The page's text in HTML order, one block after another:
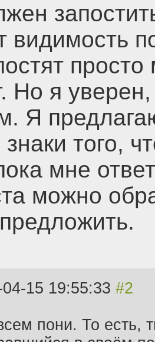
видимость
Но я уверен,
Я
того,
мне
можно
15 19:55:33
пони. То есть,